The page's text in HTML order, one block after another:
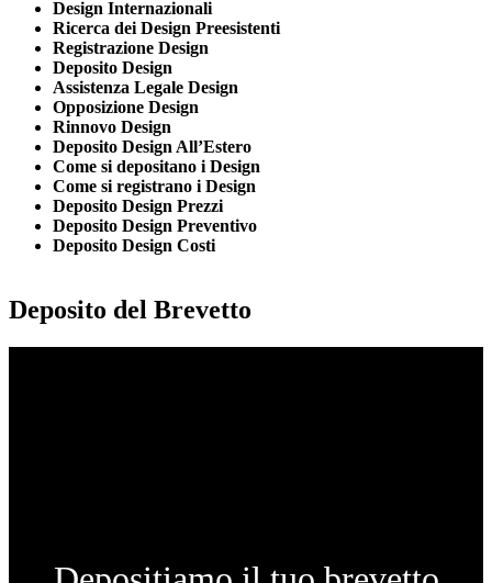
Design Internazionali
Ricerca dei Design Preesistenti
Registrazione Design
Deposito Design
Assistenza Legale Design
Opposizione Design
Rinnovo Design
Deposito Design All’Estero
Come si depositano i Design
Come si registrano i Design
Deposito Design Prezzi
Deposito Design Preventivo
Deposito Design Costi
Deposito del Brevetto